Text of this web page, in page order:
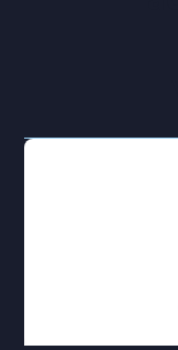
Didi krijgt een
tussen mensen
overleven.
vertrouwde